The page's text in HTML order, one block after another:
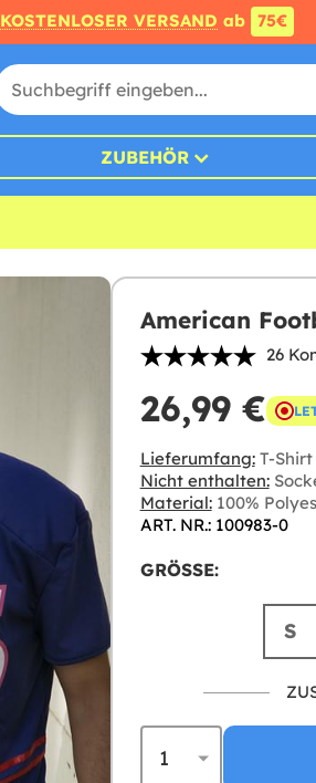
KOSTENLOSER VERSAND ab 75€
ZUBEHÖR
American
26
26,99 €
Lieferumfang:T-Shirt
Nicht enthalten:
Material:100%
ART. NR.: 100983-0
GRÖSSE:
S